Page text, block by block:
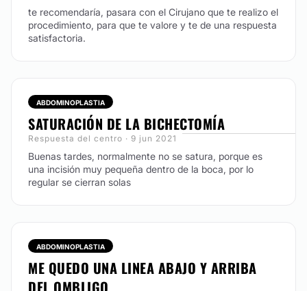
te recomendaría, pasara con el Cirujano que te realizo el
procedimiento, para que te valore y te de una respuesta
satisfactoria.
ABDOMINOPLASTIA
SATURACIÓN DE LA BICHECTOMÍA
Respuesta del centro · 9 jun 2021
Buenas tardes, normalmente no se satura, porque es
una incisión muy pequeña dentro de la boca, por lo
regular se cierran solas
ABDOMINOPLASTIA
ME QUEDO UNA LINEA ABAJO Y ARRIBA
DEL OMBLIGO